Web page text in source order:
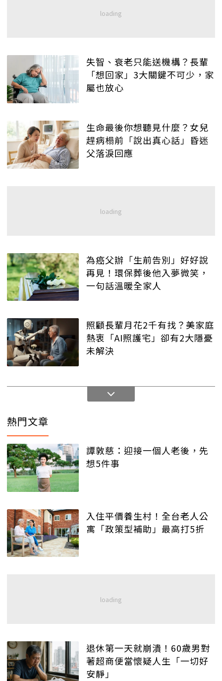
失智、衰老只能送機構？長輩
「想回家」3大關鍵不可少，家
屬也放心
生命最後你想聽見什麼？女兒
趕病榻前「說出真心話」昏迷
父落淚回應
為癌父辦「生前告別」好好說
再見！環保葬後他入夢微笑，
一句話溫暖全家人
照顧長輩月花2千有找？美家庭
熱衷「AI照護宅」卻有2大隱憂
未解決
熱門文章
譚敦慈：迎接一個人老後，先
想5件事
入住平價養生村！全台老人公
寓「政策型補助」最高打5折
退休第一天就崩潰！60歲男對
著超商便當懷疑人生「一切好
安靜」